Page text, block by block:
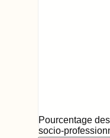
Pourcentage
socio-